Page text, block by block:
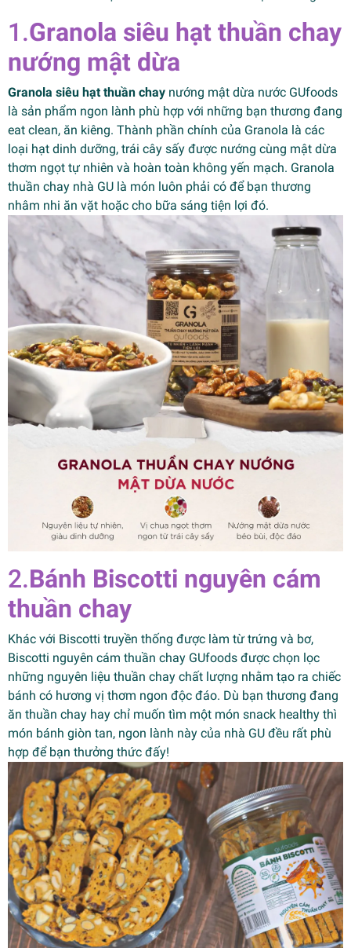
1.Granola siêu hạt thuần chay
nướng mật dừa
Granola siêu hạt thuần chay nướng mật dừa nước GUfoods
là sản phẩm ngon lành phù hợp với những bạn thương đang
eat clean, ăn kiêng. Thành phần chính của Granola là các
loại hạt dinh dưỡng, trái cây sấy được nướng cùng mật dừa
thơm ngọt tự nhiên và hoàn toàn không yến mạch. Granola
thuần chay nhà GU là món luôn phải có để bạn thương
nhâm nhi ăn vặt hoặc cho bữa sáng tiện lợi đó.
2.Bánh Biscotti nguyên cám
thuần chay
Khác với Biscotti truyền thống được làm từ trứng và bơ,
Biscotti nguyên cám thuần chay GUfoods được chọn lọc
những nguyên liệu thuần chay chất lượng nhằm tạo ra chiếc
bánh có hương vị thơm ngon độc đáo. Dù bạn thương đang
ăn thuần chay hay chỉ muốn tìm một món snack healthy thì
món bánh giòn tan, ngon lành này của nhà GU đều rất phù
hợp để bạn thưởng thức đấy!